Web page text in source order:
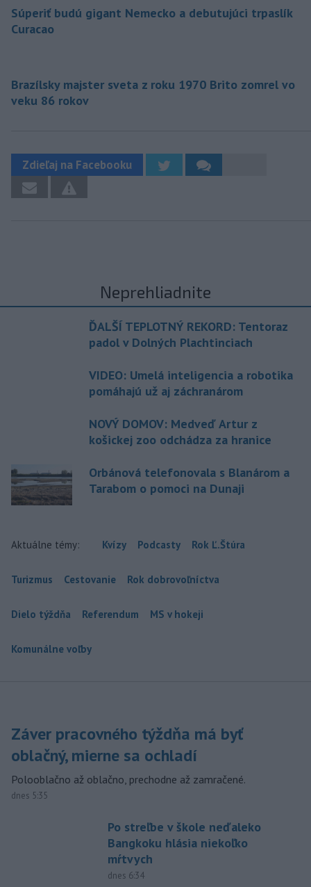
Súperiť budú gigant Nemecko a debutujúci trpaslík
Curacao
Brazílsky majster sveta z roku 1970 Brito zomrel vo
veku 86 rokov
Zdieľaj na Facebooku
Neprehliadnite
ĎALŠÍ TEPLOTNÝ REKORD: Tentoraz
padol v Dolných Plachtinciach
VIDEO: Umelá inteligencia a robotika
pomáhajú už aj záchranárom
NOVÝ DOMOV: Medveď Artur z
košickej zoo odchádza za hranice
Orbánová telefonovala s Blanárom a
Tarabom o pomoci na Dunaji
Aktuálne témy: Kvízy Podcasty Rok Ľ.Štúra
Turizmus Cestovanie Rok dobrovoľníctva
Dielo týždňa Referendum MS v hokeji
Komunálne voľby
Záver pracovného týždňa má byť
oblačný, mierne sa ochladí
Polooblačno až oblačno, prechodne až zamračené.
dnes 5:35
Po streľbe v škole neďaleko
Bangkoku hlásia niekoľko
mŕtvych
dnes 6:34